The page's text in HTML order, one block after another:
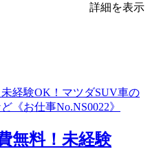
詳細を表示
無料！未経験